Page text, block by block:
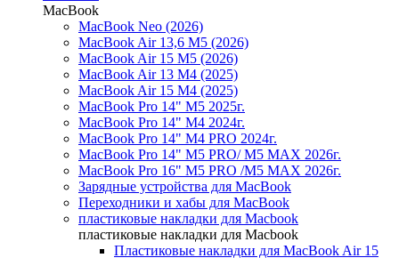
MacBook
MacBook Neo (2026)
MacBook Air 13,6 M5 (2026)
MacBook Air 15 M5 (2026)
MacBook Air 13 M4 (2025)
MacBook Air 15 M4 (2025)
MacBook Pro 14" M5 2025г.
MacBook Pro 14" M4 2024г.
MacBook Pro 14" M4 PRO 2024г.
MacBook Pro 14" M5 PRO/ M5 MAX 2026г.
MacBook Pro 16" M5 PRO /M5 MAX 2026г.
Зарядные устройства для MacBook
Переходники и хабы для MacBook
пластиковые накладки для Macbook
пластиковые накладки для Macbook
Пластиковые накладки для MacBook Air 15